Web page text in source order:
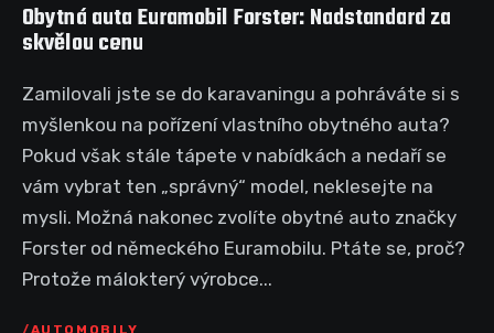
Obytná auta Euramobil Forster: Nadstandard za
skvělou cenu
Zamilovali jste se do karavaningu a pohráváte si s
myšlenkou na pořízení vlastního obytného auta?
Pokud však stále tápete v nabídkách a nedaří se
vám vybrat ten „správný“ model, neklesejte na
mysli. Možná nakonec zvolíte obytné auto značky
Forster od německého Euramobilu. Ptáte se, proč?
Protože málokterý výrobce...
AUTOMOBILY